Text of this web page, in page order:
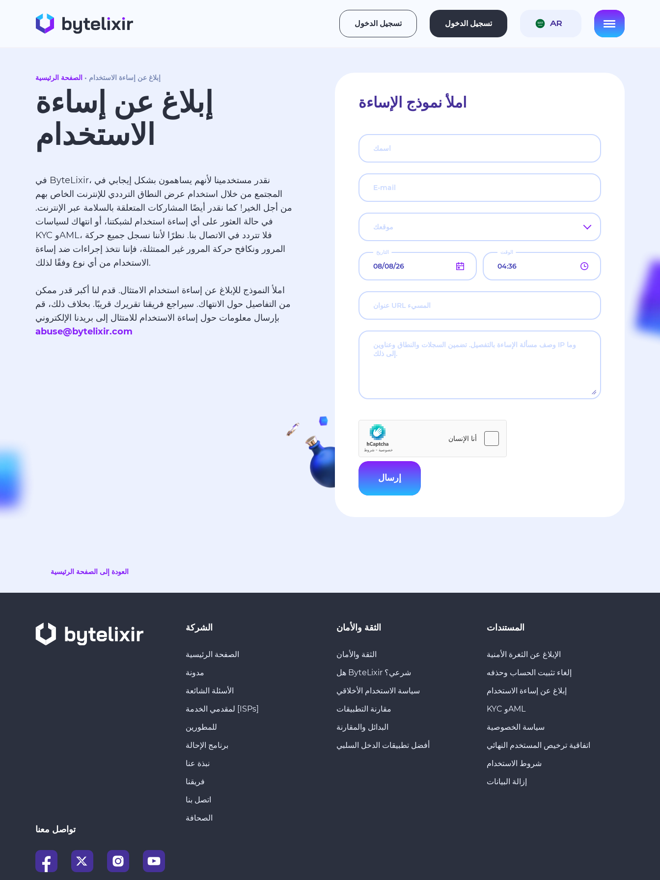
تسجيل الدخول تسجيل الدخول AR
الصفحة الرئيسية إبلاغ عن إساءة الاستخدام
إبلاغ عن إساءة
الاستخدام
في ByteLixir، نقدر مستخدمينا لأنهم يساهمون بشكل إيجابي في
المجتمع من خلال استخدام عرض النطاق الترددي للإنترنت الخاص بهم
من أجل الخير! كما نقدر أيضًا المشاركات المتعلقة بالسلامة عبر الإنترنت.
في حالة العثور على أي إساءة استخدام لشبكتنا، أو انتهاك لسياسات
KYC وAML، فلا تتردد في الاتصال بنا. نظرًا لأننا نسجل جميع حركة
المرور ونكافح حركة المرور غير الممتثلة، فإننا نتخذ إجراءات ضد إساءة
الاستخدام من أي نوع وفقًا لذلك.
املأ النموذج للإبلاغ عن إساءة استخدام الامتثال. قدم لنا أكبر قدر ممكن
من التفاصيل حول الانتهاك. سيراجع فريقنا تقريرك قريبًا. بخلاف ذلك، قم
بإرسال معلومات حول إساءة الاستخدام للامتثال إلى بريدنا الإلكتروني
abuse@bytelixir.com
املأ نموذج الإساءة
اسمك
E-mail
التاريخ الوقت
عنوان URL المسيء
وصف مسألة الإساءة بالتفصيل. تضمين السجلات والنطاق وعناوين IP وما
إلى ذلك.
إرسال
العودة إلى الصفحة الرئيسية
الشركة
الصفحة الرئيسية
مدونة
الأسئلة الشائعة
لمقدمي الخدمة [ISPs]
للمطورين
برنامج الإحالة
نبذة عنا
فريقنا
اتصل بنا
الصحافة
الثقة والأمان
الثقة والأمان
هل ByteLixir شرعي؟
سياسة الاستخدام الأخلاقي
مقارنة التطبيقات
البدائل والمقارنة
أفضل تطبيقات الدخل السلبي
المستندات
الإبلاغ عن الثغرة الأمنية
إلغاء تثبيت الحساب وحذفه
إبلاغ عن إساءة الاستخدام
KYC وAML
سياسة الخصوصية
اتفاقية ترخيص المستخدم النهائي
شروط الاستخدام
إزالة البيانات
تواصل معنا